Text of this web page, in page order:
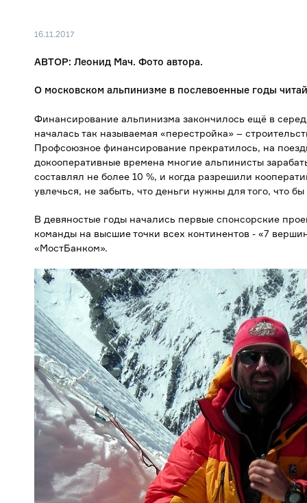
16.11.2017
АВТОР: Леонид Мач. Фото автора.
О московском альпинизме в послевоенные годы
Финансирование альпинизма закончилось ещё в
началась так называемая «перестройка» –
Профсоюзное финансирование прекратилось, на
докооперативные времена многие альпинисты
составлял не более 10 %, и когда разрешили
увлечься, не забыть, что деньги нужны для того, что
В девяностые годы начались первые спонсорские
команды на высшие точки всех континентов - «7
«МостБанком».